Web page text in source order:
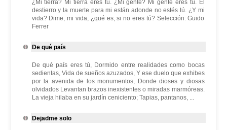
¿Mi tierra? Mi tierra eres tú. ¿Mi gente? Mi gente eres tú. El
destierro y la muerte para mi están adonde no estés tú. ¿Y mi
vida? Dime, mi vida, ¿qué es, si no eres tú? Selección: Guido
Ferrer
De qué país
De qué país eres tú, Dormido entre realidades como bocas
sedientas, Vida de sueños azuzados, Y ese duelo que exhibes
por la avenida de los monumentos, Donde dioses y diosas
olvidados Levantan brazos inexistentes o miradas marmóreas.
La vieja hilaba en su jardín ceniciento; Tapias, pantanos, ...
Dejadme solo